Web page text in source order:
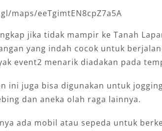
maps/eeTgimtEN8cpZ7a5A
jika tidak mampir ke Tanah
yang indah cocok untuk
event2 menarik diadakan pada
ini juga bisa digunakan untuk
dan aneka olah raga lainnya.
ada mobil atau sepeda untuk